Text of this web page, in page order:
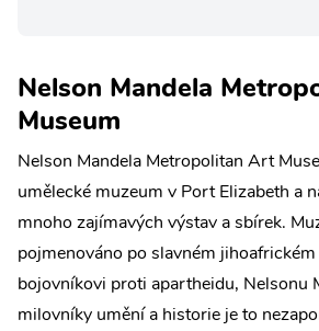
Nelson Mandela
Museum
Nelson Mandela Metropolitan Art
umělecké muzeum v Port Elizabeth a
mnoho zajímavých výstav a sbírek.
pojmenováno po slavném
bojovníkovi proti apartheidu, Nelsonu
milovníky umění a historie je to